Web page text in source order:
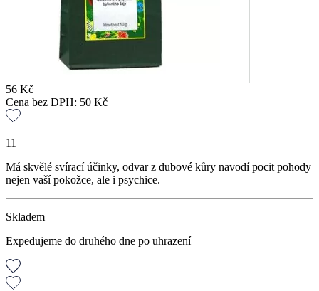
56 Kč
Cena bez DPH: 50 Kč
11
Má skvělé svírací účinky, odvar z dubové kůry navodí pocit pohody
nejen vaší pokožce, ale i psychice.
Skladem
Expedujeme do druhého dne po uhrazení